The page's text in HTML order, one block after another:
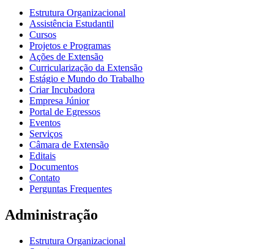
Estrutura Organizacional
Assistência Estudantil
Cursos
Projetos e Programas
Ações de Extensão
Curricularização da Extensão
Estágio e Mundo do Trabalho
Criar Incubadora
Empresa Júnior
Portal de Egressos
Eventos
Serviços
Câmara de Extensão
Editais
Documentos
Contato
Perguntas Frequentes
Administração
Estrutura Organizacional